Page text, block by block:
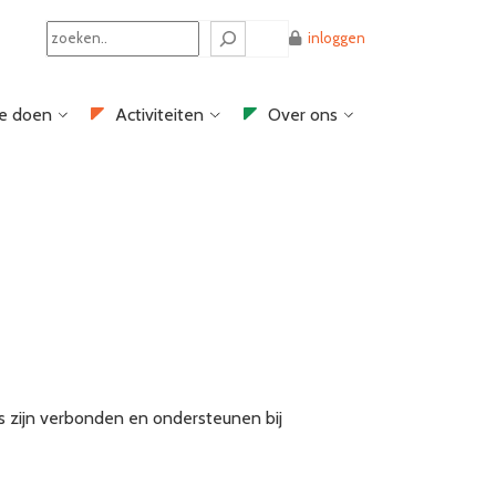
Search
inloggen
doen Activiteiten Over ons
zijn verbonden en ondersteunen bij